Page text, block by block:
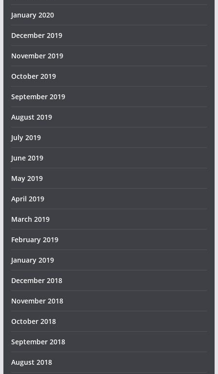
January 2020
December 2019
November 2019
October 2019
September 2019
August 2019
July 2019
June 2019
May 2019
April 2019
March 2019
February 2019
January 2019
December 2018
November 2018
October 2018
September 2018
August 2018